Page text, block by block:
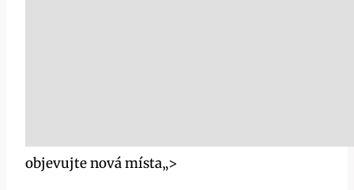
objevujte nová místa„>